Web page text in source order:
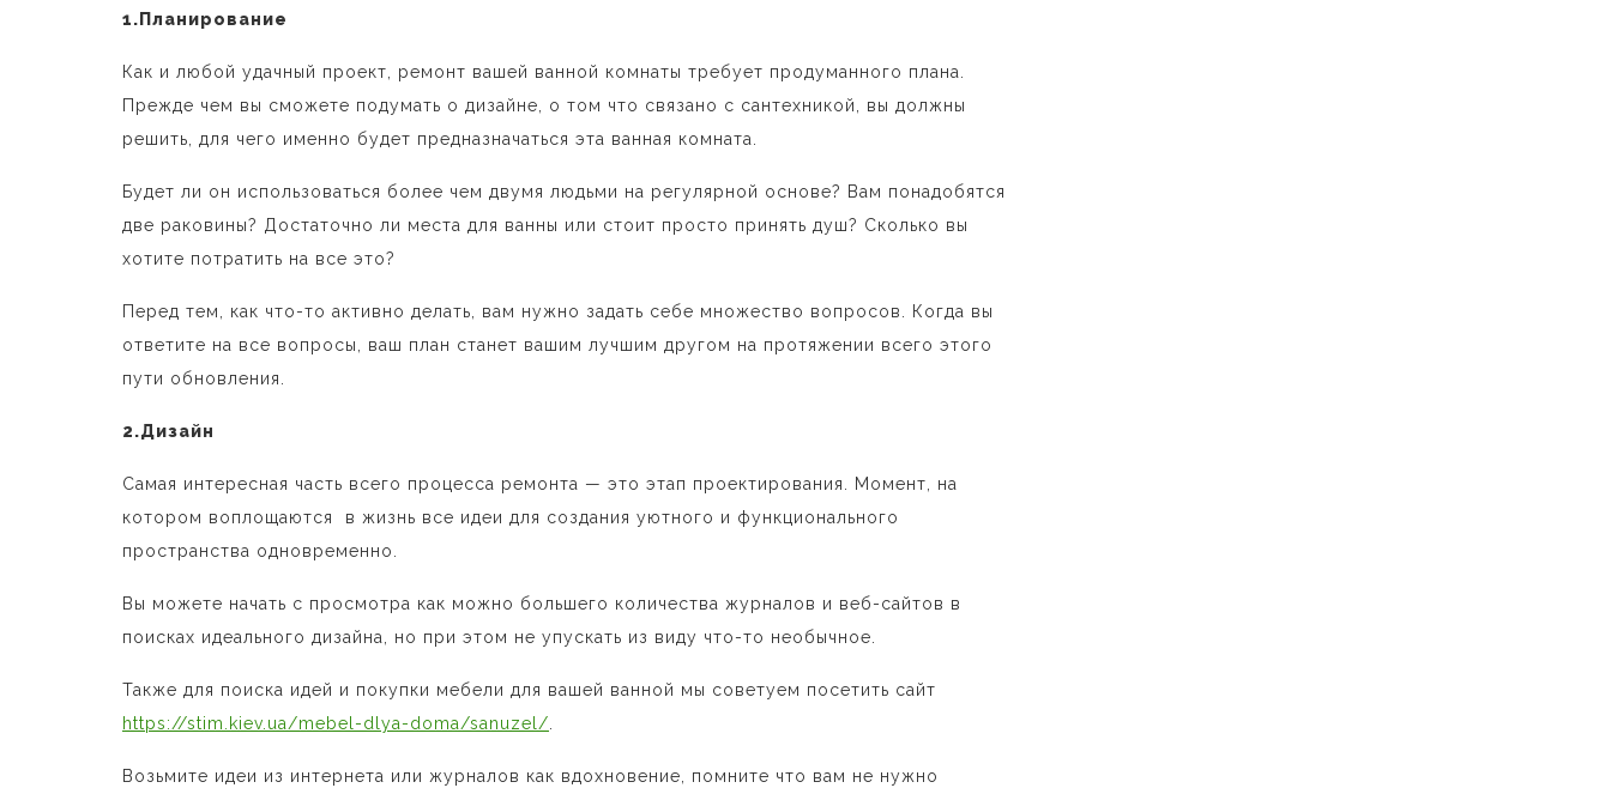
1.Планирование
Как и любой удачный проект, ремонт вашей ванной комнаты требует продуманного плана.
Прежде чем вы сможете подумать о дизайне, о том что связано с сантехникой, вы должны
решить, для чего именно будет предназначаться эта ванная комната.
Будет ли он использоваться более чем двумя людьми на регулярной основе? Вам понадобятся
две раковины? Достаточно ли места для ванны или стоит просто принять душ? Сколько вы
хотите потратить на все это?
Перед тем, как что-то активно делать, вам нужно задать себе множество вопросов. Когда вы
ответите на все вопросы, ваш план станет вашим лучшим другом на протяжении всего этого
пути обновления.
2.Дизайн
Самая интересная часть всего процесса ремонта — это этап проектирования. Момент, на
котором воплощаются в жизнь все идеи для создания уютного и функционального
пространства одновременно.
Вы можете начать с просмотра как можно большего количества журналов и веб-сайтов в
поисках идеального дизайна, но при этом не упускать из виду что-то необычное.
Также для поиска идей и покупки мебели для вашей ванной мы советуем посетить сайт
https://stim.kiev.ua/mebel-dlya-doma/sanuzel/.
Возьмите идеи из интернета или журналов как вдохновение, помните что вам не нужно